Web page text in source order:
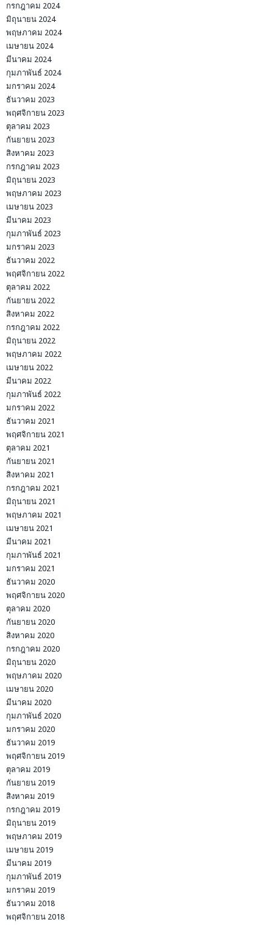
กรกฎาคม 2024
มิถุนายน 2024
พฤษภาคม 2024
เมษายน 2024
มีนาคม 2024
กุมภาพันธ์ 2024
มกราคม 2024
ธันวาคม 2023
พฤศจิกายน 2023
ตุลาคม 2023
กันยายน 2023
สิงหาคม 2023
กรกฎาคม 2023
มิถุนายน 2023
พฤษภาคม 2023
เมษายน 2023
มีนาคม 2023
กุมภาพันธ์ 2023
มกราคม 2023
ธันวาคม 2022
พฤศจิกายน 2022
ตุลาคม 2022
กันยายน 2022
สิงหาคม 2022
กรกฎาคม 2022
มิถุนายน 2022
พฤษภาคม 2022
เมษายน 2022
มีนาคม 2022
กุมภาพันธ์ 2022
มกราคม 2022
ธันวาคม 2021
พฤศจิกายน 2021
ตุลาคม 2021
กันยายน 2021
สิงหาคม 2021
กรกฎาคม 2021
มิถุนายน 2021
พฤษภาคม 2021
เมษายน 2021
มีนาคม 2021
กุมภาพันธ์ 2021
มกราคม 2021
ธันวาคม 2020
พฤศจิกายน 2020
ตุลาคม 2020
กันยายน 2020
สิงหาคม 2020
กรกฎาคม 2020
มิถุนายน 2020
พฤษภาคม 2020
เมษายน 2020
มีนาคม 2020
กุมภาพันธ์ 2020
มกราคม 2020
ธันวาคม 2019
พฤศจิกายน 2019
ตุลาคม 2019
กันยายน 2019
สิงหาคม 2019
กรกฎาคม 2019
มิถุนายน 2019
พฤษภาคม 2019
เมษายน 2019
มีนาคม 2019
กุมภาพันธ์ 2019
มกราคม 2019
ธันวาคม 2018
พฤศจิกายน 2018